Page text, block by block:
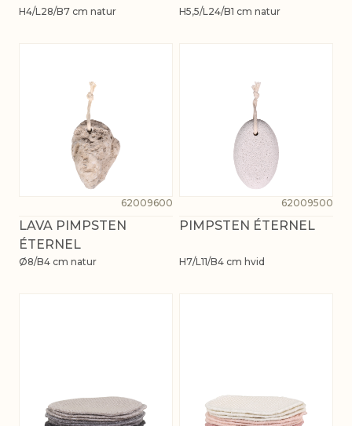
H4/L28/B7 cm natur H5,5/L24/B1 cm natur
62009600
LAVA PIMPSTEN
ÉTERNEL
Ø8/B4 cm natur
62009500
PIMPSTEN ÉTERNEL
H7/L11/B4 cm hvid